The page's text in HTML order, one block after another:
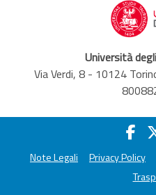
Università
Via Verdi, 8 - 10124
Note Legali Privacy Policy